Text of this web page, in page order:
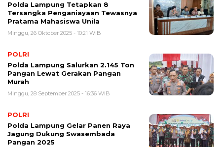
Polda Lampung Tetapkan 8
Tersangka Penganiayaan Tewasnya
Pratama Mahasiswa Unila
Minggu, 26 Oktober 2025 - 10:21 WIB
POLRI
Polda Lampung Salurkan 2.145 Ton
Pangan Lewat Gerakan Pangan
Murah
Minggu, 28 September 2025 - 16:36 WIB
POLRI
Polda Lampung Gelar Panen Raya
Jagung Dukung Swasembada
Pangan 2025